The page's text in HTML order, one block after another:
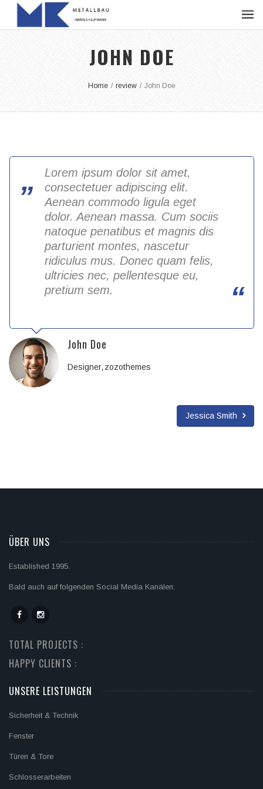
JOHN DOE
Home / review / John Doe
Lorem ipsum dolor sit amet,
consectetuer adipiscing elit.
Aenean commodo ligula eget
dolor. Aenean massa. Cum sociis
natoque penatibus et magnis dis
parturient montes, nascetur
ridiculus mus. Donec quam felis,
ultricies nec, pellentesque eu,
pretium sem.
John Doe
Designer zozothemes
Jessica Smith
ÜBER UNS
Established 1995.
Bald auch auf folgenden Social Media Kanälen:
TOTAL PROJECTS :
HAPPY CLIENTS :
UNSERE LEISTUNGEN
Sicherheit & Technik
Fenster
Türen & Tore
Schlosserarbeiten